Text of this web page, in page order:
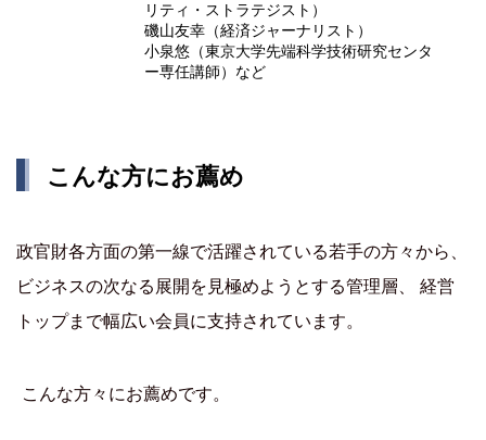
リティ・ストラテジスト）
磯山友幸（経済ジャーナリスト）
小泉悠（東京大学先端科学技術研究センタ
ー専任講師）など
こんな方にお薦め
政官財各方面の第一線で活躍されている若手の方々から、
ビジネスの次なる展開を見極めようとする管理層、 経営
トップまで幅広い会員に支持されています。
こんな方々にお薦めです。